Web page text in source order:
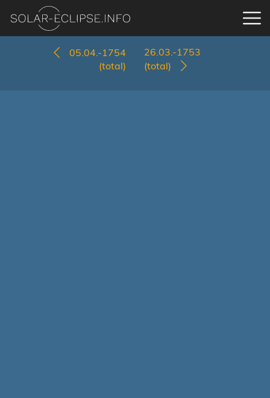
05.04.-1754
(total)
26.03.-1753
(total)